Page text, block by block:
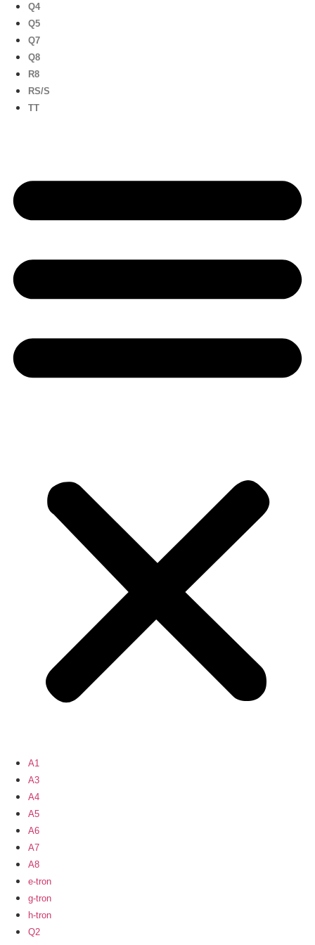
Q4
Q5
Q7
Q8
R8
RS/S
TT
A1
A3
A4
A5
A6
A7
A8
e-tron
g-tron
h-tron
Q2